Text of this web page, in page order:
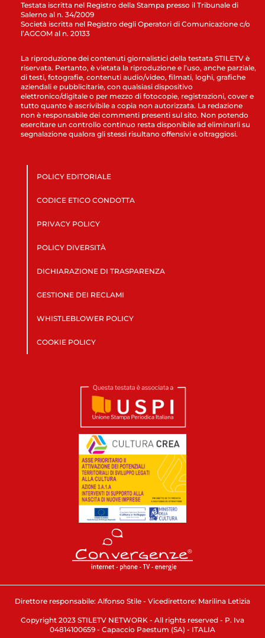
Testata iscritta nel Registro della Stampa presso il Tribunale di
Salerno al n. 34/2009
Società iscritta nel Registro degli Operatori di Comunicazione c/o
l’AGCOM al n. 20133
La riproduzione dei contenuti giornalistici della testata STILETV è
riservata. Pertanto, è vietata la riproduzione e l’uso, anche parziale,
di testi, fotografie, contenuti audio/video, filmati, loghi, grafiche
aziendali e pubblicitarie, con qualsiasi dispositivo
elettronico/digitale o per mezzo di fotocopie, registrazioni, cover e
tutto quanto è ascrivibile a copia non autorizzata. La redazione
non è responsabile dei commenti presenti sul sito. Non potendo
esercitare un controllo continuo resta disponibile ad eliminarli su
segnalazione qualora gli stessi risultano offensivi e oltraggiosi.
POLICY EDITORIALE
CODICE ETICO CONDOTTA
PRIVACY POLICY
POLICY DIVERSITÀ
DICHIARAZIONE DI TRASPARENZA
GESTIONE DEI RECLAMI
WHISTLEBLOWER POLICY
COOKIE POLICY
Direttore responsabile: Alfonso Stile - Vicedirettore: Marilina Letizia
Copyright 2023 STILETV NETWORK - All rights reserved - P. Iva
04814100659 - Capaccio Paestum (SA) - ITALIA